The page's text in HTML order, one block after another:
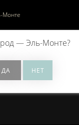
Монте
—Эль-Монте?
0